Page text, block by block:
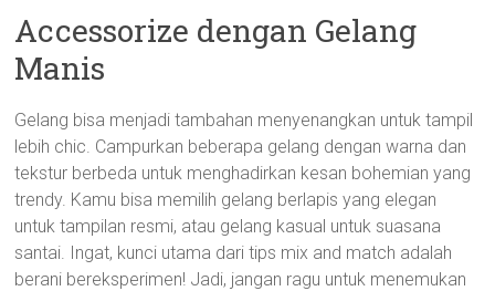
Accessorize dengan Gelang
Manis
Gelang bisa menjadi tambahan menyenangkan untuk tampil
lebih chic. Campurkan beberapa gelang dengan warna dan
tekstur berbeda untuk menghadirkan kesan bohemian yang
trendy. Kamu bisa memilih gelang berlapis yang elegan
untuk tampilan resmi, atau gelang kasual untuk suasana
santai. Ingat, kunci utama dari tips mix and match adalah
berani bereksperimen! Jadi, jangan ragu untuk menemukan